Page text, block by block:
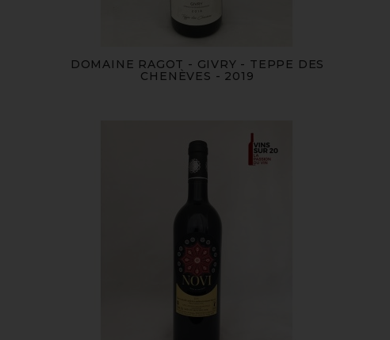
DOMAINE RAGOT - GIVRY - TEPPE DES
CHENÈVES - 2019